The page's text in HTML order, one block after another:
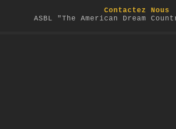
Contactez Nous
ASBL "The American Dream